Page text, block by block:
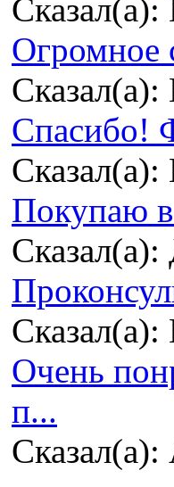
Сказал(а):
Огромное
Спасибо!
Покупаю в
Сказал(а):
Очень
п...